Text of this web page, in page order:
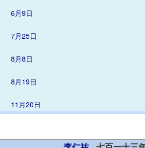
6月9日
7月25日
8月8日
8月19日
11月20日